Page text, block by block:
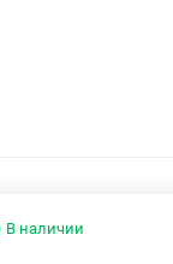
В наличии